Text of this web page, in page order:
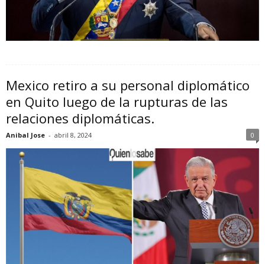
Mexico retiro a su personal diplomático
en Quito luego de la rupturas de las
relaciones diplomáticas.
Anibal Jose - abril 8, 2024 0